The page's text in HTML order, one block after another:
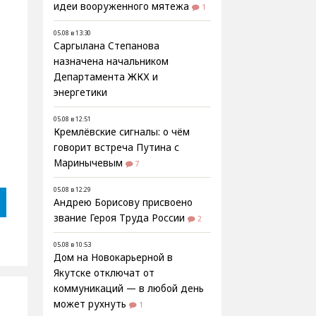
идеи вооруженного мятежа 1
05.08 в 13:30
Саргылана Степанова
назначена начальником
Департамента ЖКХ и
энергетики
05.08 в 12:51
Кремлёвские сигналы: о чём
говорит встреча Путина с
Маринычевым
7
05.08 в 12:29
Андрею Борисову присвоено
звание Героя Труда России
2
05.08 в 10:53
Дом на Новокарьерной в
Якутске отключат от
коммуникаций — в любой день
может рухнуть
1